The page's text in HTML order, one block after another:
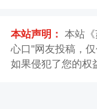
本站声明： 本站
心口"网友投稿，
如果侵犯了您的权